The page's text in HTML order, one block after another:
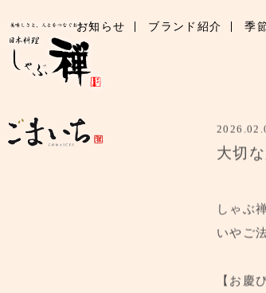
お知らせ ブランド紹介 季
しゃぶ